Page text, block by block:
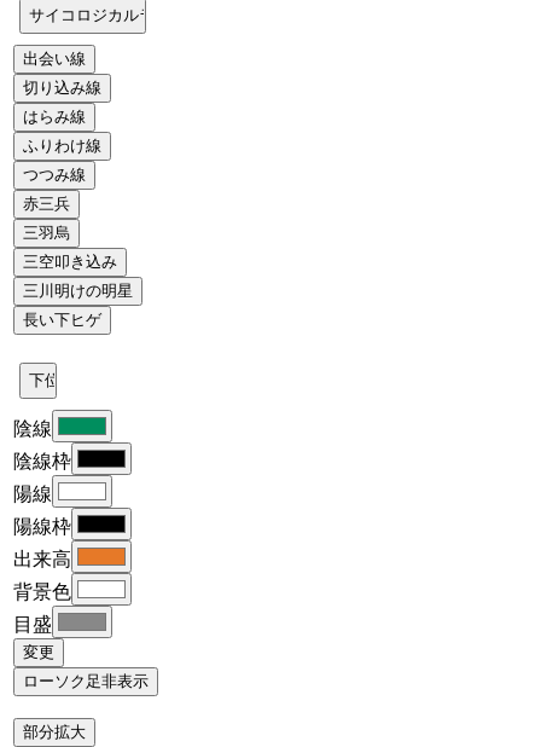
陰線
陰線枠
陽線
陽線枠
出来高
背景色
目盛